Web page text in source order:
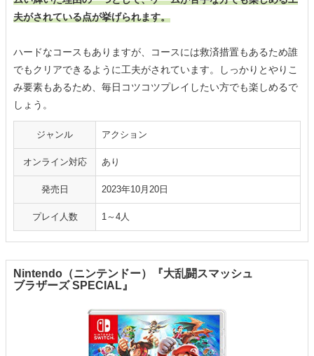
夫がされている点が挙げられます。
ハードなコースもありますが、コースには救済措置もあるため誰
でもクリアできるように工夫がされています。しっかりとやりこ
み要素もあるため、毎日コツコツプレイしたい方でも楽しめるで
しょう。
ジャンル アクション
オンライン対応 あり
発売日 2023年10月20日
プレイ人数 1～4人
Nintendo（ニンテンドー）『大乱闘スマッシュ
ブラザーズ SPECIAL』